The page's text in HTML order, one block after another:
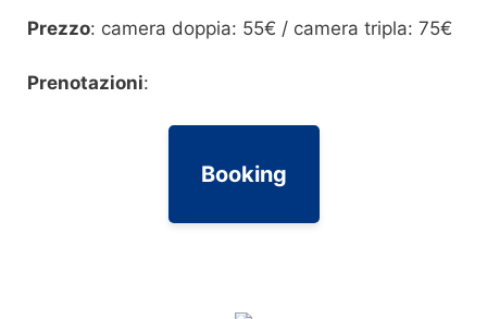
Prezzo: camera doppia: 55€ / camera tripla: 75€
Prenotazioni:
Booking